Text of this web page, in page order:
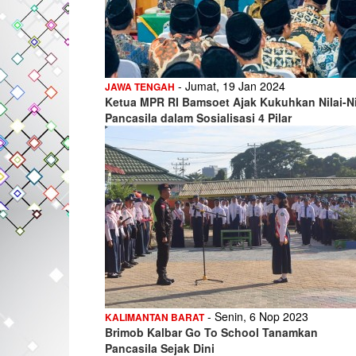
JAWA TENGAH - Jumat, 19 Jan 2024
Ketua MPR RI Bamsoet Ajak Kukuhkan Nilai-
Pancasila dalam Sosialisasi 4 Pilar
KALIMANTAN BARAT- Senin, 6 Nop 2023
Brimob Kalbar Go To School Tanamkan
Pancasila Sejak Dini